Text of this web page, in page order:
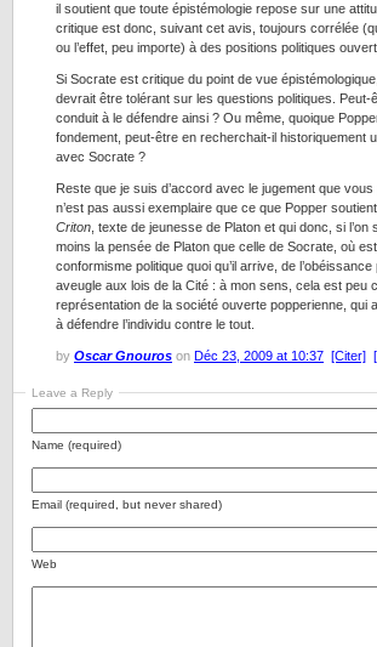
il soutient que toute épistémologie repose sur une
critique est donc, suivant cet avis, toujours corrélée
ou l’effet, peu importe) à des positions politiques
Si Socrate est critique du point de vue épistémologique,
devrait être tolérant sur les questions politiques. Peut-
conduit à le défendre ainsi ? Ou même, quoique
fondement, peut-être en recherchait-il historiquement
avec Socrate ?
Reste que je suis d’accord avec le jugement que
n’est pas aussi exemplaire que ce que Popper
Criton , texte de jeunesse de Platon et qui donc, si l’on
moins la pensée de Platon que celle de Socrate, où est
conformisme politique quoi qu’il arrive, de
aveugle aux lois de la Cité : à mon sens, cela est peu
représentation de la société ouverte popperienne, qui
à défendre l’individu contre le tout.
by Oscar Gnouros on Déc 23, 2009 at 10:37 [Citer]
Leave a Reply
Name (required)
Email (required, but never shared)
Web